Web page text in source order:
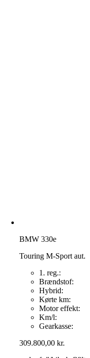
BMW 330e
Touring M-Sport aut.
1. reg.:
Brændstof:
Hybrid:
Kørte km:
Motor effekt:
Km/l:
Gearkasse:
309.800,00kr.